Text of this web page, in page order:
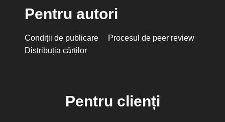
Pentru autori
Condiții de publicare
Procesul de peer review
Distribuția cărților
Pentru clienți